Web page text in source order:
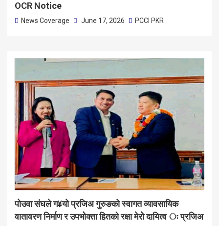
OCR Notice
News Coverage June 17, 2026 PCCI PKR
पोउवा संघले ग¥यो प्रजिअ गुरुङको स्वागत व्यावसायिक
वातावरण निर्माण र उपभोक्ता हितको रक्षा मेरो दायित्व ः प्रजिअ